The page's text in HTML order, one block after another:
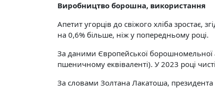
Виробництво борошна, використання
Апетит угорців до свіжого хліба зростає,
на 0,6% більше, ніж у попередньому році.
За даними Європейської борошномельної
пшеничному еквіваленті). У 2023 році
За словами Золтана Лакатоша, президента